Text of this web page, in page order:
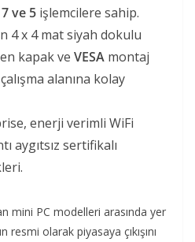
ve 5 işlemcilere sahip.
4 x 4 mat siyah dokulu
kapak ve VESA montaj
alanına kolay
enerji verimli WiFi
aygıtsız sertifikalı
mini PC modelleri arasında yer
resmi olarak piyasaya çıkışını